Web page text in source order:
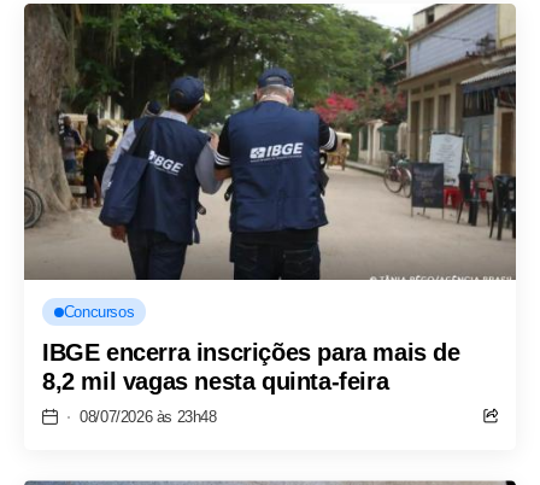
Concursos
IBGE encerra inscrições para mais de
8,2 mil vagas nesta quinta-feira
08/07/2026 às 23h48